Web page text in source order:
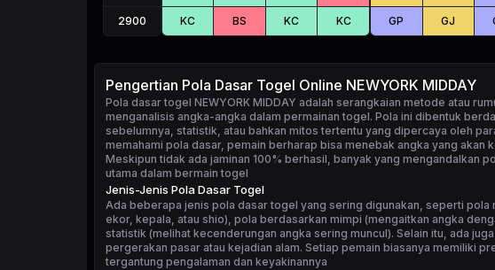
2900 KC BS KC KC GP GJ
Pengertian Pola Dasar Togel Online NEWYORK MIDDAY
Pola dasar togel NEWYORK MIDDAY adalah serangkaian metode atau
menganalisis angka-angka dalam permainan togel. Pola ini dibentuk
sebelumnya, statistik, atau bahkan mitos tertentu yang dipercaya oleh
memahami pola dasar, pemain berharap bisa menebak angka yang akan
Meskipun tidak ada jaminan 100% berhasil, banyak yang mengandalkan
utama dalam bermain togel
Jenis-Jenis Pola Dasar Togel
Ada beberapa jenis pola dasar togel yang sering digunakan, seperti pola
ekor, kepala, atau shio), pola berdasarkan mimpi (mengaitkan angka
statistik (melihat kecenderungan angka sering muncul). Selain itu, ada
pergerakan pasar atau kejadian alam. Setiap pemain biasanya memiliki
tergantung pengalaman dan keyakinannya